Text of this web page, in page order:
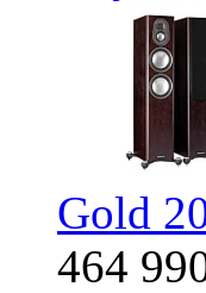
Gold
464